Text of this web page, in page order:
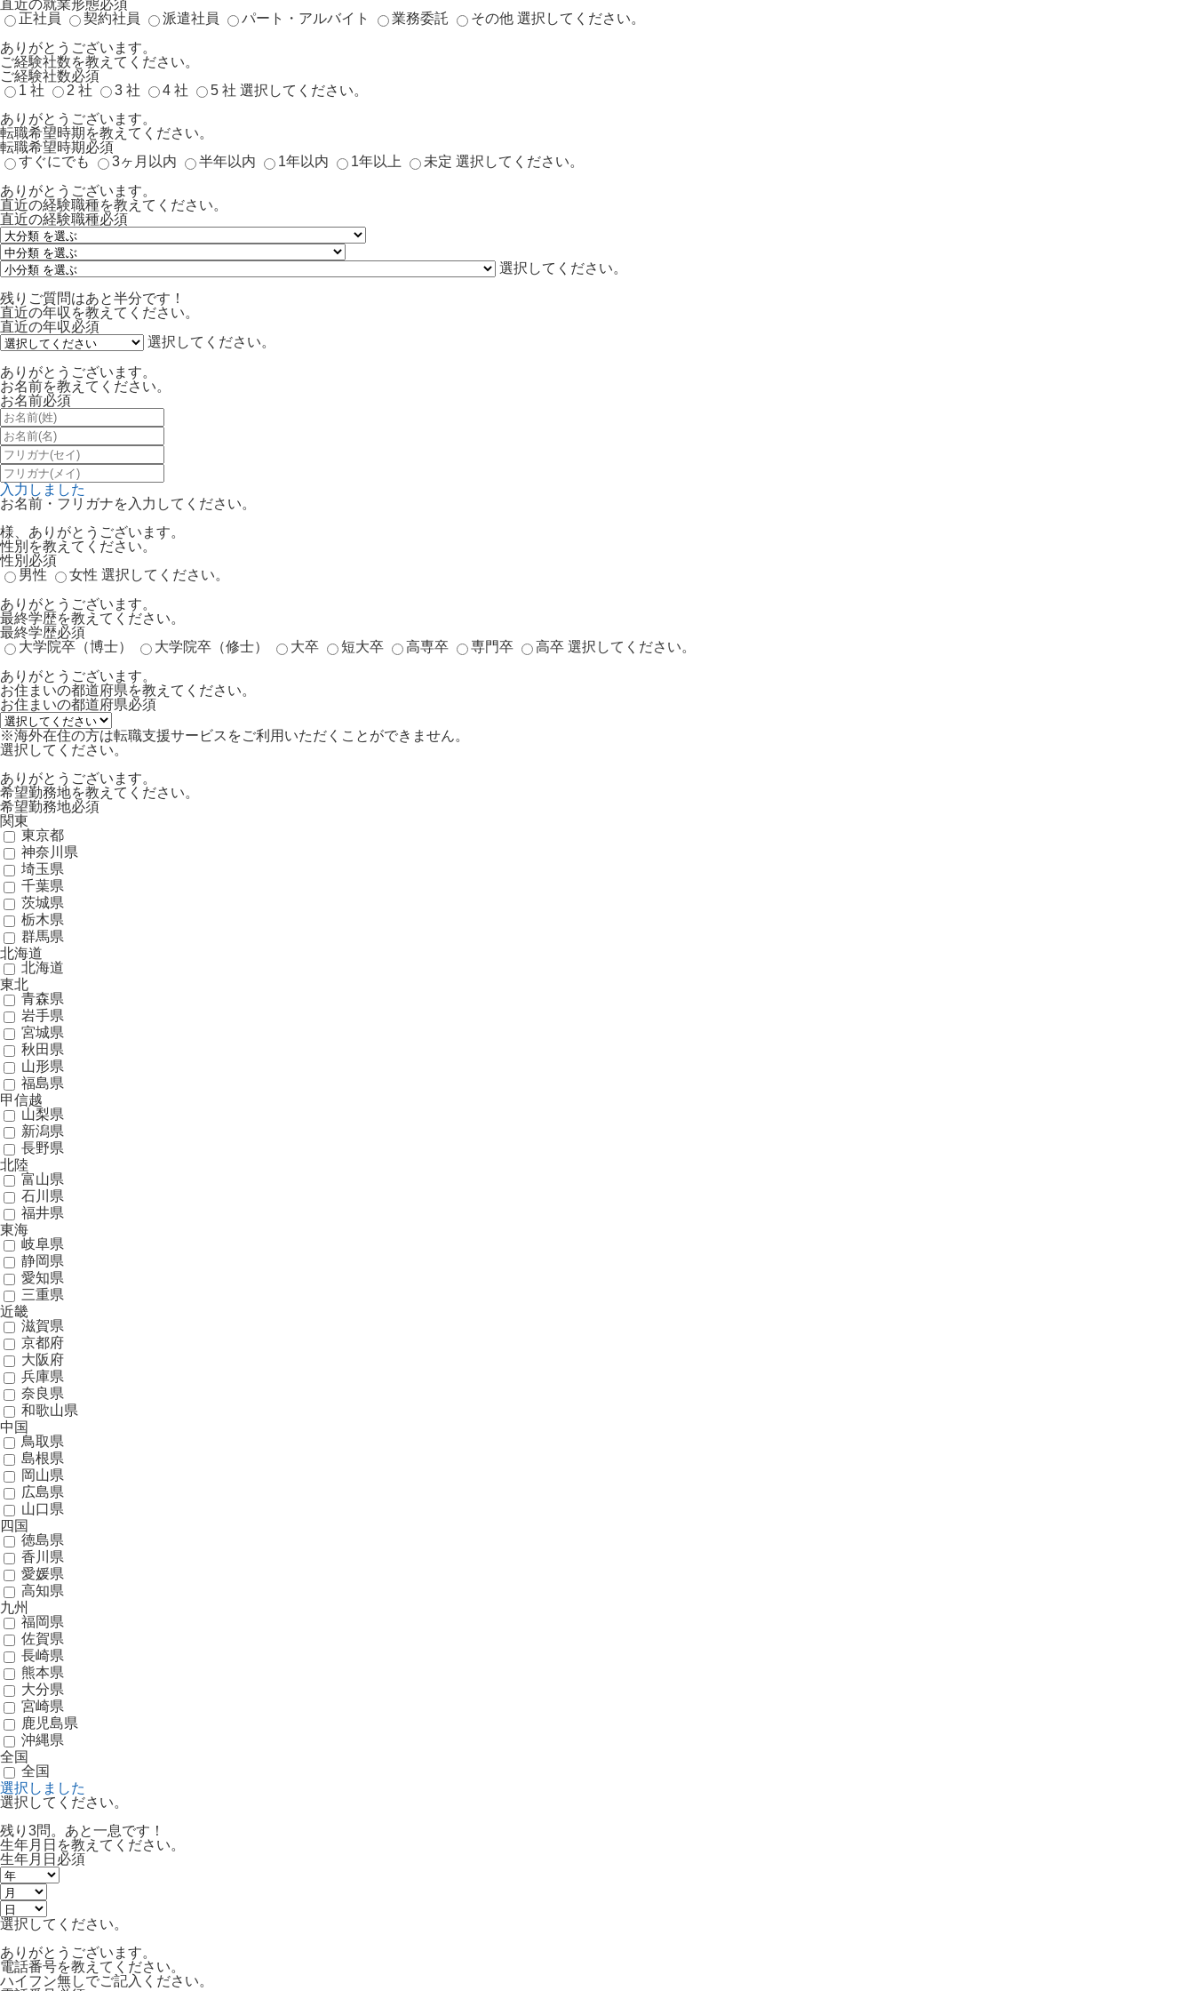
直近の就業形態必須
正社員
契約社員 派遣社員 パート・アルバイト 業務委託 その他 選択してください。
ありがとうございます。
ご経験社数を教えてください。
ご経験社数必須
1 社
2 社 3 社 4 社 5 社 選択してください。
ありがとうございます。
転職希望時期を教えてください。
転職希望時期必須
すぐにでも
3ヶ月以内 半年以内 1年以内 1年以上 未定 選択してください。
ありがとうございます。
直近の経験職種を教えてください。
直近の経験職種必須
選択してください。
残りご質問はあと半分です！
直近の年収を教えてください。
直近の年収必須
選択してください。
ありがとうございます。
お名前を教えてください。
お名前必須
入力しました
お名前・フリガナを入力してください。
様、ありがとうございます。
性別を教えてください。
性別 必須
男性
女性 選択してください。
ありがとうございます。
最終学歴を教えてください。
最終学歴必須
大学院卒（博士）
大学院卒（修士） 大卒 短大卒 高専卒 専門卒 高卒 選択してください。
ありがとうございます。
お住まいの都道府県を教えてください。
お住まいの都道府県必須
※海外在住の方は転職支援サービスをご利用いただくことができません。
選択してください。
ありがとうございます。
希望勤務地を教えてください。
希望勤務地必須
関東
東京都
神奈川県
埼玉県
千葉県
茨城県
栃木県
群馬県
北海道
北海道
東北
青森県
岩手県
宮城県
秋田県
山形県
福島県
甲信越
山梨県
新潟県
長野県
北陸
富山県
石川県
福井県
東海
岐阜県
静岡県
愛知県
三重県
近畿
滋賀県
京都府
大阪府
兵庫県
奈良県
和歌山県
中国
鳥取県
島根県
岡山県
広島県
山口県
四国
徳島県
香川県
愛媛県
高知県
九州
福岡県
佐賀県
長崎県
熊本県
大分県
宮崎県
鹿児島県
沖縄県
全国
全国
選択しました
選択してください。
残り3問。あと一息です！
生年月日を教えてください。
生年月日 必須
選択してください。
ありがとうございます。
電話番号を教えてください。
ハイフン無しでご記入ください。